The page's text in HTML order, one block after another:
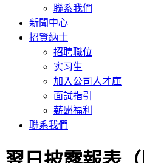
聯系我們
新聞中心
招賢納士
招聘職位
实习生
加入公司人才庫
面試指引
薪酬福利
聯系我們